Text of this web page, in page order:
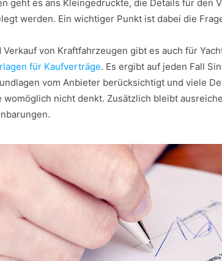
geht es ans Kleingedruckte, die Details für den
werden. Ein wichtiger Punkt ist dabei die
Verkauf von Kraftfahrzeugen gibt es auch für
für Kaufverträge. Es ergibt auf jeden Fall
vom Anbieter berücksichtigt und viele
womöglich nicht denkt. Zusätzlich bleibt